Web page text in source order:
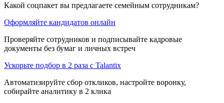
Какой соцпакет вы предлагаете семейным сотрудникам?
Оформляйте кандидатов онлайн
Проверяйте сотрудников и подписывайте кадровые
документы без бумаг и личных встреч
Ускорьте подбор в 2 раза с Talantix
Автоматизируйте сбор откликов, настройте воронку,
собирайте аналитику в 2 клика